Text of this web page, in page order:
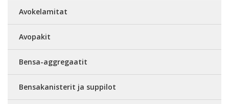
Avokelamitat
Avopakit
Bensa-aggregaatit
Bensakanisterit ja suppilot